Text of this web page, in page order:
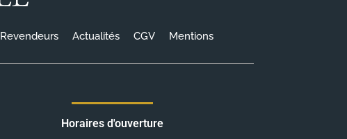
Revendeurs Actualités CGV Mentions
Horaires d'ouverture